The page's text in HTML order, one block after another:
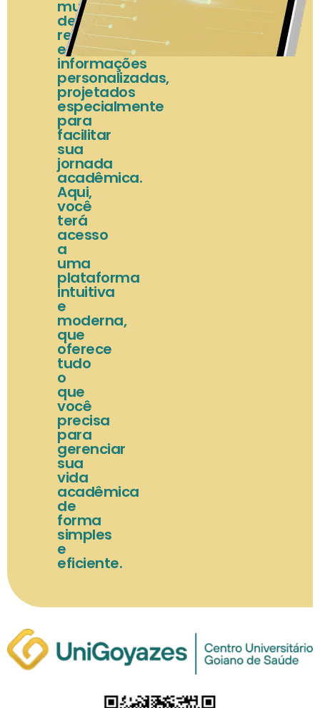
mundo
de
recursos
e
informações
personalizadas,
projetados
especialmente
para
facilitar
sua
jornada
acadêmica.
Aqui,
você
terá
acesso
a
uma
plataforma
intuitiva
e
moderna,
que
oferece
tudo
o
que
você
precisa
para
gerenciar
sua
vida
acadêmica
de
forma
simples
e
eficiente.